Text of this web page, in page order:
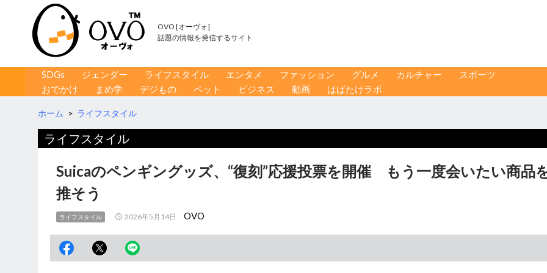
OVO [オーヴォ]
話題の情報を発信するサイト
コンテンツへ移動
SDGs ジェンダー ライフスタイル エンタメ ファッション グルメ カルチャー
スポーツ
おでかけ
まめ学 デジもの ペット ビジネス 動画 はばたけラボ
ホーム > ライフスタイル
ライフスタイル
Suicaのペンギングッズ、“復刻”応援投票を開催 もう一度会いたい商品
推そう
ライフスタイル 2026年5月14日 OVO